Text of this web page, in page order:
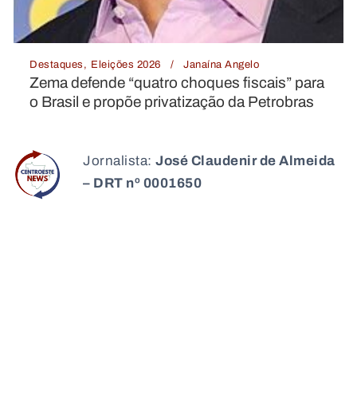
Transformação digital como ponte para
educação de qualidade
Jornalista: José Claudenir de Almeida
– DRT nº 0001650